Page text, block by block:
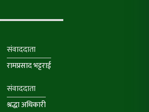
संवाददाता
रामप्रसाद भट्टराई
संवाददाता
श्रद्धा अधिकारी